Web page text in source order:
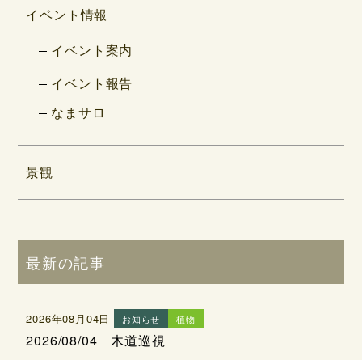
イベント情報
イベント案内
イベント報告
なまサロ
景観
最新の記事
2026年08月04日 お知らせ 植物
2026/08/04 木道巡視